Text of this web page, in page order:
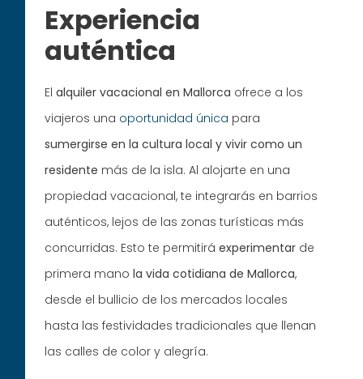
Experiencia
auténtica
Elalquiler vacacional en Mallorca ofrece a los
viajeros una oportunidad única para
sumergirse en la cultura local y vivir como un
residente más de la isla. Al alojarte en una
propiedad vacacional, te integrarás en barrios
auténticos, lejos de las zonas turísticas más
concurridas. Esto te permitiráexperimentar de
primera manola vida cotidiana de Mallorca,
desde el bullicio de los mercados locales
hasta las festividades tradicionales que llenan
las calles de color y alegría.